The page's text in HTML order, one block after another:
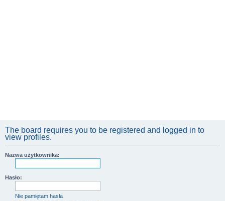
The board requires you to be registered and logged in to
view profiles.
Nazwa użytkownika:
Hasło:
Nie pamiętam hasła